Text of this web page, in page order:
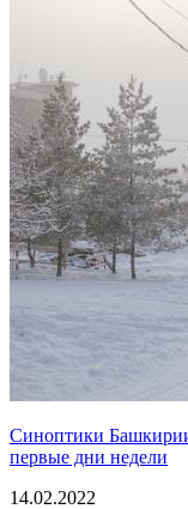
Синоптики Башкирии
первые дни недели
14.02.2022